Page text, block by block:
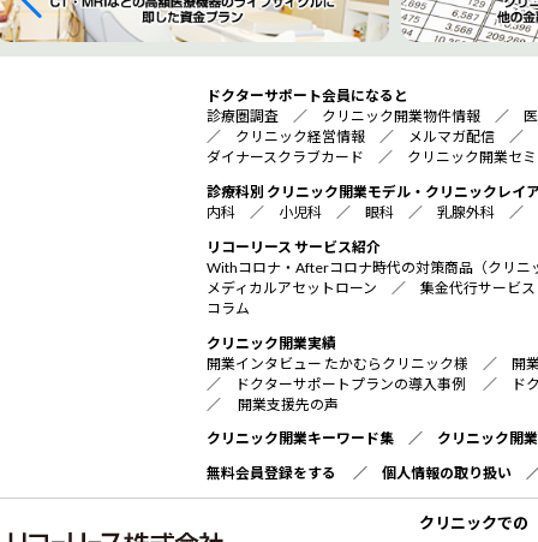
ドクターサポート会員になると
診療圏調査 ／ クリニック開業物件情報 ／
／ クリニック経営情報 ／ メルマガ配信 ／
ダイナースクラブカード ／ クリニック開業セ
診療科別 クリニック開業モデル・クリニックレイ
内科 ／ 小児科 ／ 眼科 ／ 乳腺外科 ／
リコーリース サービス紹介
Withコロナ・Afterコロナ時代の対策商品（クリニ
メディカルアセットローン ／ 集金代行サービス
コラム
クリニック開業実績
開業インタビュー たかむらクリニック様 ／ 開
／
ドクターサポートプランの導入事例 ／
ド
／ 開業支援先の声
クリニック開業キーワード集 ／ クリニック開
無料会員登録をする
／ 個人情報の取り扱い
クリニックでの